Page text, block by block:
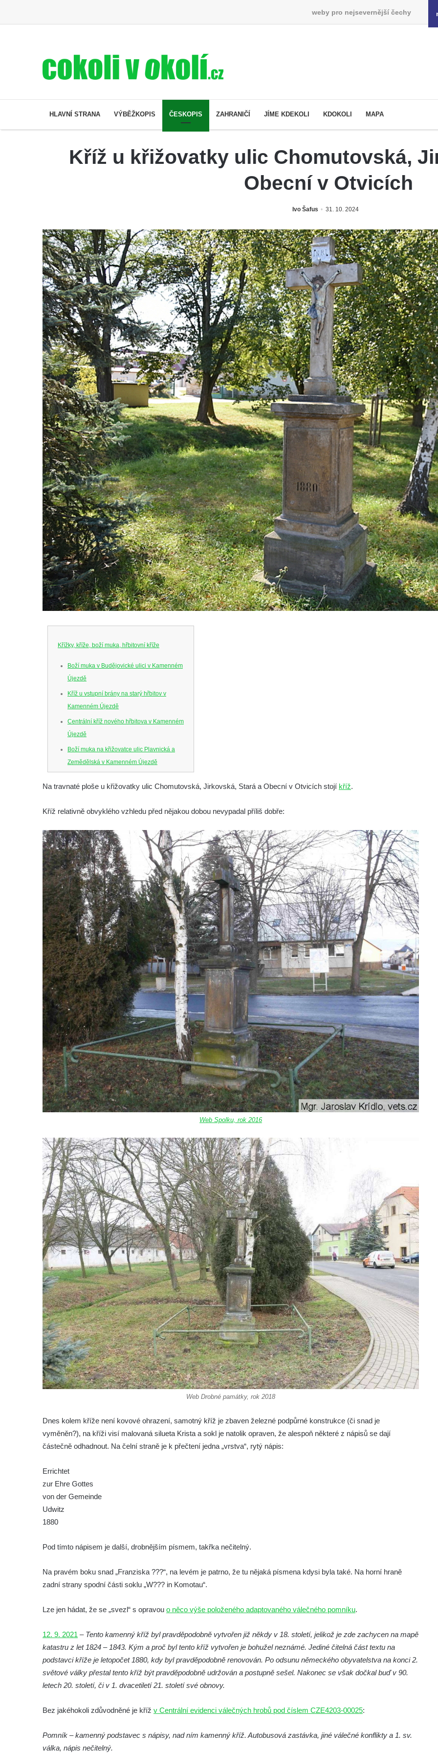
weby pro nejsevernější čechy
HLAVNÍ STRANA VÝBĚŽKOPIS ČESKOPIS ZAHRANIČÍ JÍME KDEKOLI KDOKOLI MAPA
Kříž u křižovatky ulic Chomutovská,
Obecní v Otvicích
Ivo Šafus 31. 10. 2024
Křížky, kříže, boží muka, hřbitovní kříže
Boží muka v Budějovické ulici v Kamenném
Újezdě
Kříž u vstupní brány na starý hřbitov v
Kamenném Újezdě
Centrální kříž nového hřbitova v Kamenném
Újezdě
Boží muka na křižovatce ulic Plavnická a
Zemědělská v Kamenném Újezdě
v Kamenném Újezdě
v Kamenném Újezdě
Kříž v Dělnické ulici v Kamenném Újezdě
Boží muka na křižovatce ulic Latrán a K
Malší ve Velešíně
Centrální kříž hřbitova ve Velešíně
Kříž u kostela svatého Václava ve Velešíně
Kříž u brány na hřbitov ve Velešíně
Kříž na zahradě domu čp. 127 v Římově
Kříž u fary v Římově
Kříž u lípy Jana Gurreho v Římově
Boží muka u hřbitova v Římově
Centrální kříž hřbitova v Římově
Kříž na návsi v Dolním Třeboníně
Kříž poblíž domu čp. 169 v Plavu
Kříž na návsi v Plavu
Boží muka v Plavu
Kříž u Obrázku severovýchodně od
Práchně
Kříž na rozcestí u domu čp. 283 v Dolním
Podluží
Görnerův kříž u silnice č. 264 v Dolním
Kříž u domu čp. 155 v Chřibské
Údajný kříž u domu čp. 283 ve Chřibské
Kříž jižně od Bukolu
Kříž na návsi v Bukolu
Centrální kříž hřbitova v Hrobčicích
Kříž u silnice z Chouče do Mirošovic
Centrální kříž hřbitova v Chouči
Kříž na rozcestí v Záluží
Kříž v ulici V Zátiší v Dobříni
Boží muka u domu čp. 392 na rohu ulic Na
Hradčanech a Palackého v Roudnici nad
Labem
Kříž v centru Liběšic
Kříž na návsi v Chouči
Boží muka na rozcestí východně od Chouče
Kříž na návsi v Lužici
Kříž na návsi v Dobrčicích
Údajný kříž na návsi v Kozlech
Centrální kříž hřbitova v Kozlech
Pamětní kříž na Lovoši
Kříž na rozcestí u domu čp. 49 ve Svojkově
Centrální kříž bývalého hřbitova v Horním
Boží muka svatého Floriána v Mezné
Čechách
Kříž u kostela Zvěstování Panny Marie v
Údajný kříž před kostelem svatých Petra a
Kříž na křižovatce v Teplické ulici v Lahošti
Kříž U Pěti lip na pastvině severovýchodně
od Mikulášovic
Mikulášovicích
Mikulášovicích
Na travnaté ploše u křižovatky ulic Chomutovská, Jirkovská, Stará a Obecní v Otvicích stojí kříž.
Kříž relativně obvyklého vzhledu před nějakou dobou nevypadal příliš dobře:
Web Spolku, rok 2016
Web Drobné památky, rok 2018
Dnes kolem kříže není kovové ohrazení, samotný kříž je zbaven železné podpůrné konstrukce (či snad je
vyměněn?), na kříži visí malovaná silueta Krista a sokl je natolik opraven, že alespoň některé z nápisů se dají
částečně odhadnout. Na čelní straně je k přečtení jedna „vrstva“, rytý nápis:
Errichtet
zur Ehre Gottes
von der Gemeinde
Udwitz
1880
Pod tímto nápisem je další, drobnějším písmem, takřka nečitelný.
Na pravém boku snad „Franziska ???“, na levém je patrno, že tu nějaká písmena kdysi byla také. Na horní hraně
zadní strany spodní části soklu „W??? in Komotau“.
Lze jen hádat, že se „svezl“ s opravou o něco výše položeného adaptovaného válečného pomníku.
12. 9. 2021 – Tento kamenný kříž byl pravděpodobně vytvořen již někdy v 18. století, jelikož je zde zachycen na mapě
katastru z let 1824 – 1843. Kým a proč byl tento kříž vytvořen je bohužel neznámé. Jediné čitelná část textu na
podstavci kříže je letopočet 1880, kdy byl pravděpodobně renovován. Po odsunu německého obyvatelstva na konci 2.
světové války přestal tento kříž být pravděpodobně udržován a postupně sešel. Nakonec se však dočkal buď v 90.
letech 20. století, či v 1. dvacetiletí 21. století své obnovy.
Bez jakéhokoli zdůvodněné je kříž v Centrální evidenci válečných hrobů pod číslem CZE4203-00025:
Pomník – kamenný podstavec s nápisy, nad ním kamenný kříž. Autobusová zastávka, jiné válečné konflikty a 1. sv.
válka, nápis nečitelný.